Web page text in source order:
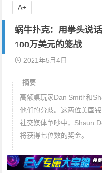
蜗牛扑克：用拳头说
100万美元的笼战
2021年5月4日
摘要
高额桌玩家Dan Smith和
他们的分歧。这两位美国
社交媒体争吵中，Shaun
将获得七位数的奖金。
A+